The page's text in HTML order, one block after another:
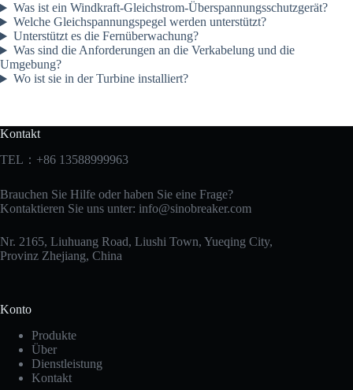
Was ist ein Windkraft-Gleichstrom-Überspannungsschutzgerät?
Welche Gleichspannungspegel werden unterstützt?
Unterstützt es die Fernüberwachung?
Was sind die Anforderungen an die Verkabelung und die
Umgebung?
Wo ist sie in der Turbine installiert?
Kontakt
TEL：+86 13588999963
Brauchen Sie Hilfe oder haben Sie eine Frage?
Kontaktieren Sie uns unter: info@sinobreaker.com
Nr. 2165, Liuhuang Road, Liushi Town, Yueqing City,
Provinz Zhejiang, China
Konto
Produkte
Über
Dienstleistung
Kontakt